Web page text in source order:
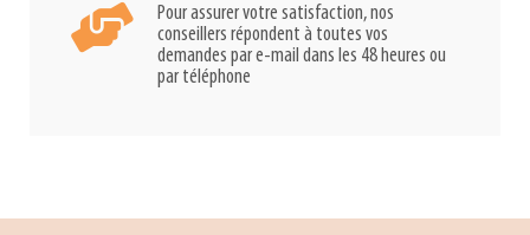
Pour assurer votre satisfaction, nos
conseillers répondent à toutes vos
demandes par e-mail dans les 48 heures ou
par téléphone